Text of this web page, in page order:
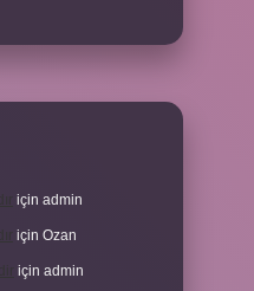
için admin
için Ozan
için admin